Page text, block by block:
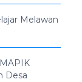
Melawan
Desa